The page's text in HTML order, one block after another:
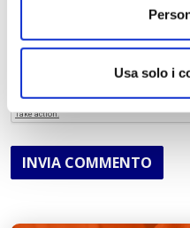
Usa solo i
Acconsento al
INVIA COMMENTO